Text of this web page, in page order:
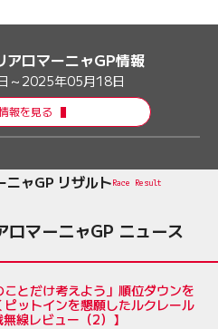
アロマーニャGP情報
～2025年05月18日
報を見る
ニャGP リザルトRace Result
マーニャGP ニュース
ことだけ考えよう」順位ダウンを
ピットインを懇願したルクレール
無線レビュー（2）】